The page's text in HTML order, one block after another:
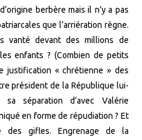
berbère mais il n’y a pas
que l’arriération règne.
vanté devant des millions de
enfants ? (Combien de petits
justification « chrétienne » des
président de la République lui-
séparation d’avec Valérie
en forme de répudiation ? Et
des gifles. Engrenage de la